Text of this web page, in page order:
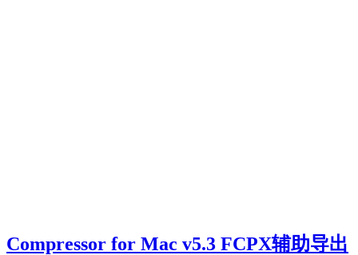
Compressor for Mac v5.3 FCPX辅助导出